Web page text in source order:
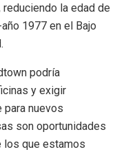
la edad de
1977 en el Bajo
podría
y exigir
nuevos
son oportunidades
los que estamos